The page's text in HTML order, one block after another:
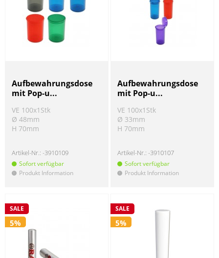
Aufbewahrungsdose
mit Pop-u...
VE 100x1Stk
Ø 48mm
H 70mm
Artikel-Nr.:-3910109
Sofort verfügbar
! Produkt Information
Aufbewahrungsdose
mit Pop-u...
VE 100x1Stk
Ø 33mm
H 70mm
Artikel-Nr.:-3910107
Sofort verfügbar
! Produkt Information
SALE
5%
SALE
5%